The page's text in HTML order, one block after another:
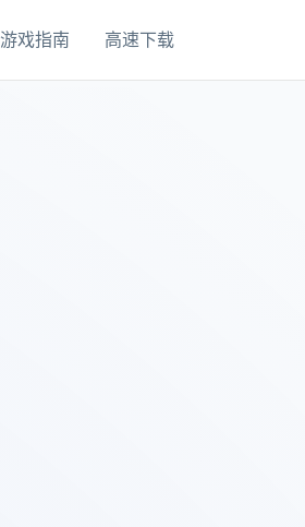
游戏指南 高速下载